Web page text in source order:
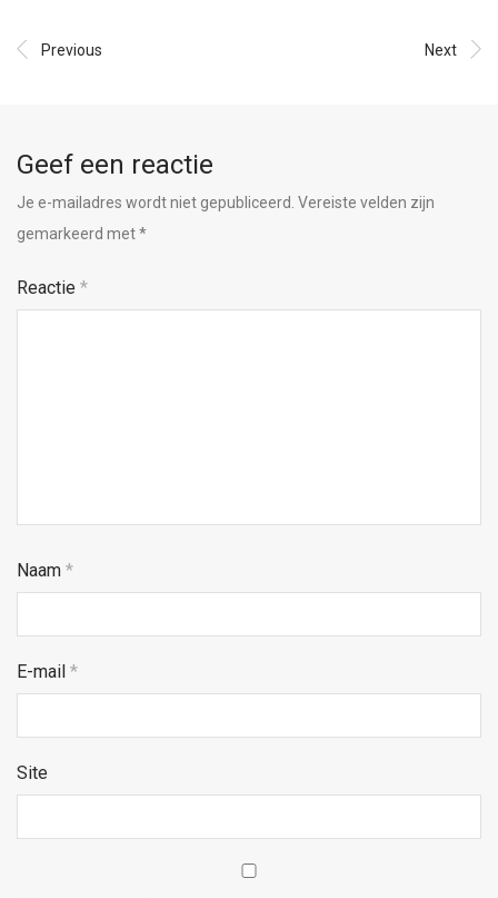
Previous Next
Geef een reactie
Je e-mailadres wordt niet gepubliceerd. Vereiste velden zijn
gemarkeerd met*
Reactie *
Naam *
E-mail *
Site